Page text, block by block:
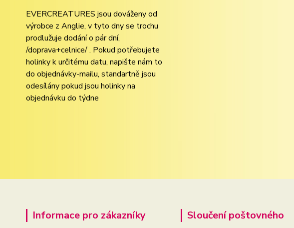
EVERCREATURES jsou dováženy od
výrobce z Anglie, v tyto dny se trochu
prodlužuje dodání o pár dní,
/doprava+celnice/ . Pokud potřebujete
holinky k určitému datu, napište nám to
do objednávky-mailu, standartně jsou
odesílány pokud jsou holinky na
objednávku do týdne
Informace pro zákazníky Sloučení poštovného